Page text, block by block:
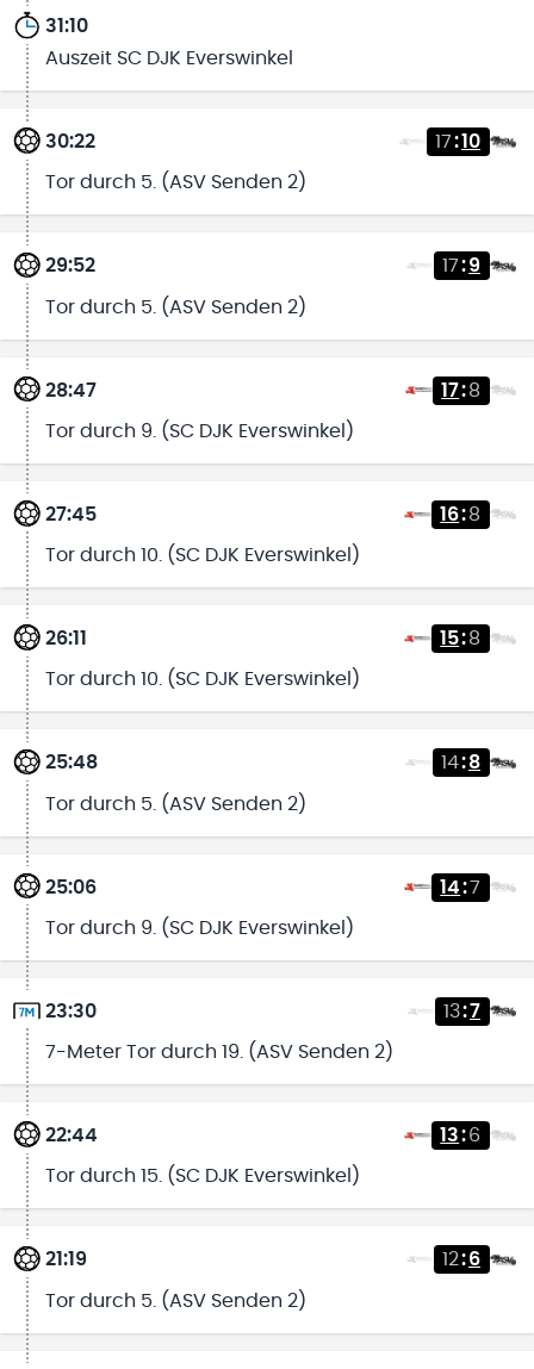
31:10
Auszeit SC DJK Everswinkel
30:22 17:10
Tor durch 5. (ASV Senden 2)
29:52 17:9
Tor durch 5. (ASV Senden 2)
28:47 17:8
Tor durch 9. (SC DJK Everswinkel)
27:45 16:8
Tor durch 10. (SC DJK Everswinkel)
26:11 15:8
Tor durch 10. (SC DJK Everswinkel)
25:48 14:8
Tor durch 5. (ASV Senden 2)
25:06 14:7
Tor durch 9. (SC DJK Everswinkel)
23:30 13:7
7-Meter Tor durch 19. (ASV Senden 2)
22:44 13:6
Tor durch 15. (SC DJK Everswinkel)
21:19 12:6
Tor durch 5. (ASV Senden 2)